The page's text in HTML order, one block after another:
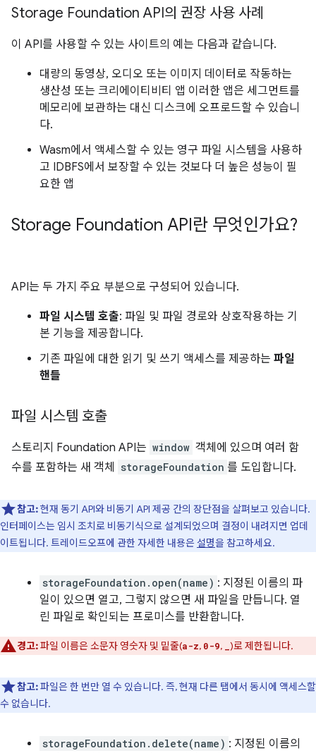
Storage Foundation API의 권장 사용 사례
이 API를 사용할 수 있는 사이트의 예는 다음과 같습니다.
대량의 동영상, 오디오 또는 이미지 데이터로 작동하는
생산성 또는 크리에이티비티 앱 이러한 앱은 세그먼트를
메모리에 보관하는 대신 디스크에 오프로드할 수 있습니
다.
Wasm에서 액세스할 수 있는 영구 파일 시스템을 사용하
고 IDBFS에서 보장할 수 있는 것보다 더 높은 성능이 필
요한 앱
Storage Foundation API란 무엇인가요?
API는 두 가지 주요 부분으로 구성되어 있습니다.
파일 시스템 호출: 파일 및 파일 경로와 상호작용하는 기
본 기능을 제공합니다.
기존 파일에 대한 읽기 및 쓰기 액세스를 제공하는 파일
핸들
파일 시스템 호출
스토리지 Foundation API는 window 객체에 있으며 여러 함
수를 포함하는 새 객체
storageFoundation 를 도입합니다.
참고:현재 동기 API와 비동기 API 제공 간의 장단점을 살펴보고 있습니다.
인터페이스는 임시 조치로 비동기식으로 설계되었으며 결정이 내려지면 업데
이트됩니다. 트레이드오프에 관한 자세한 내용은 설명을 참고하세요.
storageFoundation.open(name) : 지정된 이름의 파
일이 있으면 열고, 그렇지 않으면 새 파일을 만듭니다. 열
린 파일로 확인되는 프로미스를 반환합니다.
경고:파일 이름은 소문자 영숫자 및 밑줄(a-z, 0-9, )로 제한됩니다.
참고:파일은 한 번만 열 수 있습니다. 즉, 현재 다른 탭에서 동시에 액세스할
수 없습니다.
storageFoundation.delete(name) : 지정된 이름의